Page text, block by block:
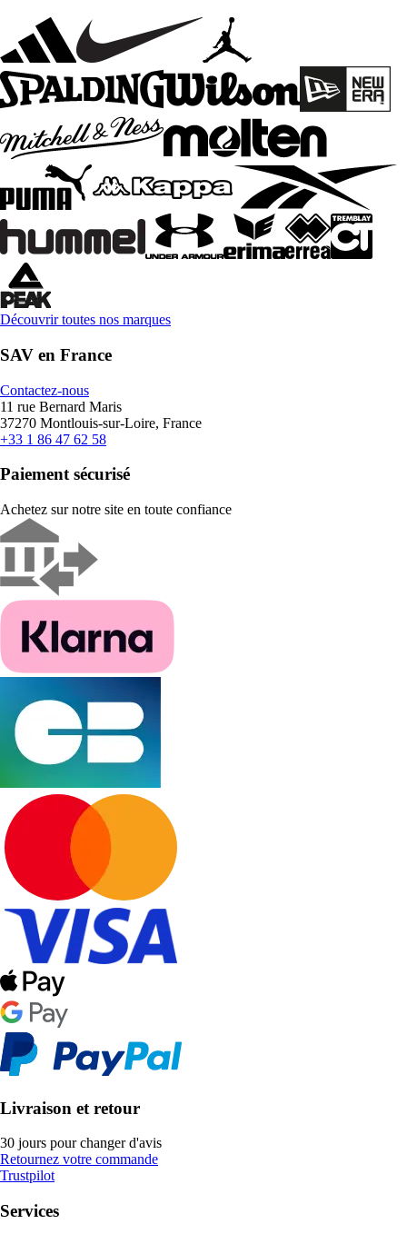
Découvrir toutes nos marques
SAV en France
Contactez-nous
11 rue Bernard Maris
37270 Montlouis-sur-Loire, France
+33 1 86 47 62 58
Paiement sécurisé
Achetez sur notre site en toute confiance
Livraison et retour
30 jours pour changer d'avis
Retournez votre commande
Trustpilot
Services